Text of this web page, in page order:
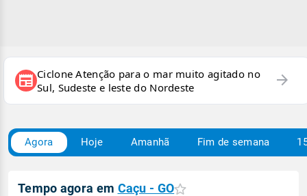
newspaper Ciclone Atenção para o mar muito agitado no
Sul, Sudeste e leste do Nordeste
arrow_forward
Agora Hoje Amanhã Fim de semana
Tempo agora em Caçu - GO